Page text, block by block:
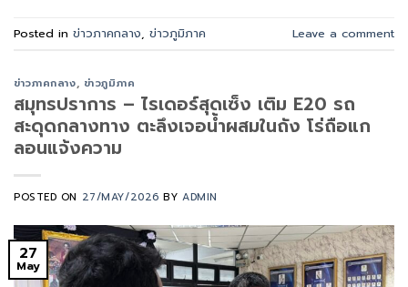
Posted in ข่าวภาคกลาง, ข่าวภูมิภาค Leave a comment
ข่าวภาคกลาง, ข่าวภูมิภาค
สมุทรปราการ – ไรเดอร์สุดเซ็ง เติม E20 รถ
สะดุดกลางทาง ตะลึงเจอน้ำผสมในถัง โร่ถือแก
ลอนแจ้งความ
POSTED ON 27/MAY/2026 BYADMIN
27
May